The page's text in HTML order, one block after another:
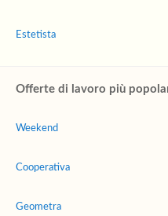
Estetista
Offerte di lavoro più
Weekend
Cooperativa
Geometra